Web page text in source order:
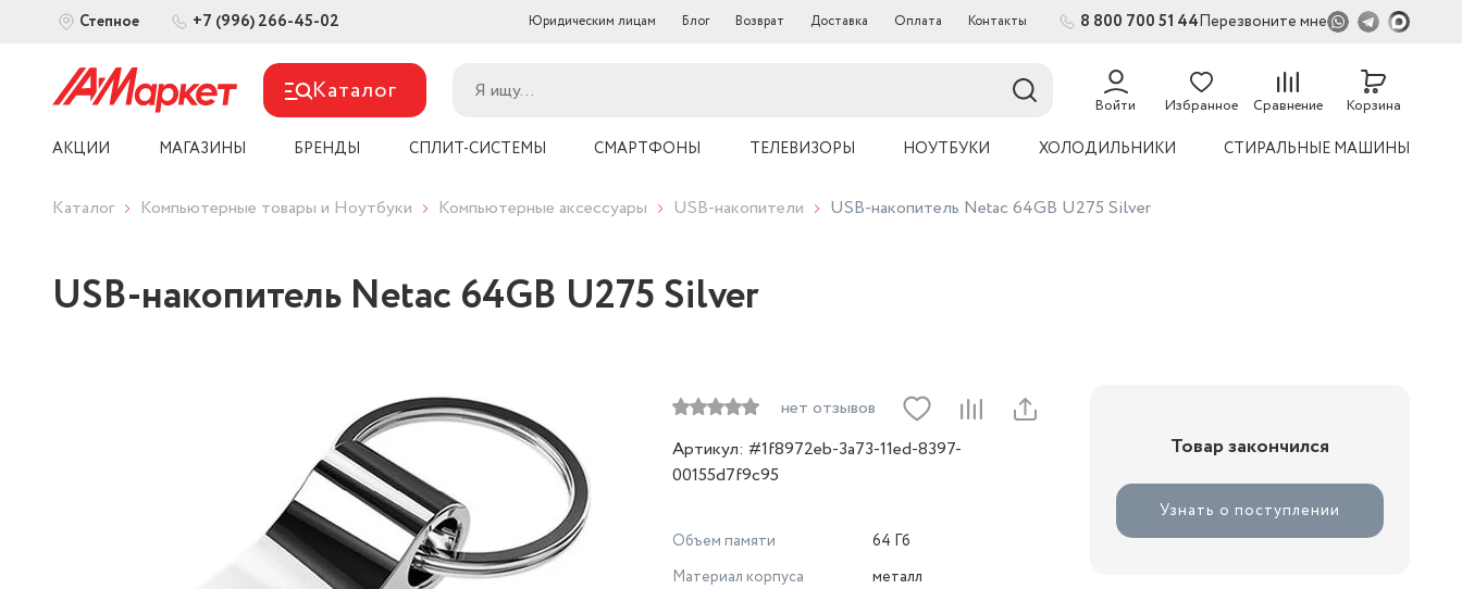
Степное +7 (996) 266-45-02 Юридическим лицам Блог Возврат Доставка Оплата Контакты 8 800 700 51 44Перезвоните мне
Каталог Войти Избранное Сравнение
54
Корзина
АКЦИИ МАГАЗИНЫ БРЕНДЫ СПЛИТ-СИСТЕМЫ СМАРТФОНЫ ТЕЛЕВИЗОРЫ НОУТБУКИ ХОЛОДИЛЬНИКИ СТИРАЛЬНЫЕ МАШИНЫ
Каталог Компьютерные товары и Ноутбуки Компьютерные аксессуары USB-накопители USB-накопитель Netac 64GB U275 Silver
USB-накопитель Netac 64GB U275 Silver
нет отзывов
Артикул: #1f8972eb-3a73-11ed-8397-
00155d7f9c95
Объем памяти
64 Гб
Материал корпуса
металл
Товар закончился
Узнать о поступлении